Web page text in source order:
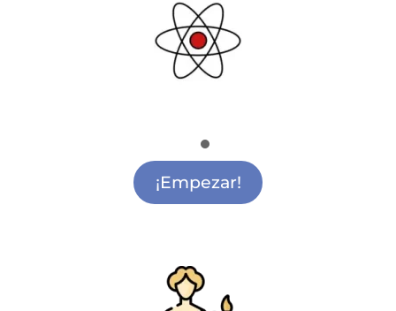
Actividades de Ciencia y Tecnología Getafe
¡Empezar!